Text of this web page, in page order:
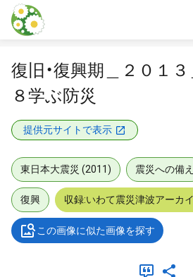
本文に飛ぶ
復旧・復興期＿２０１
８学ぶ防災
提供元サイトで表示
東日本大震災 (2011) 震災への備え
復興 収録:いわて震災津波アーカ
この画像に似た画像を探す